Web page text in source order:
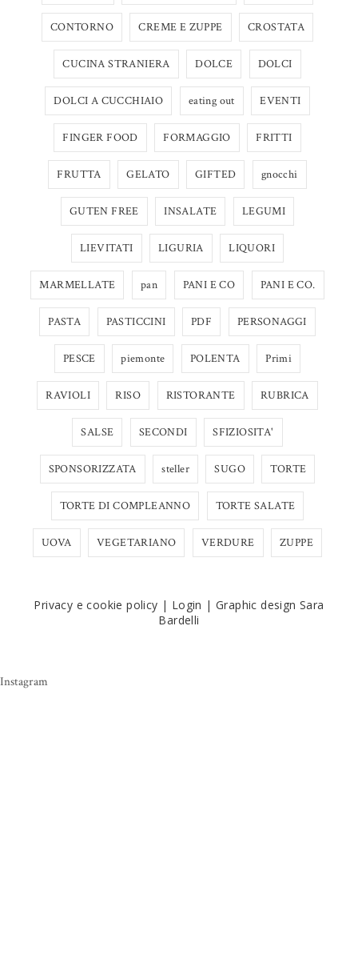
CONTORNO CREME E ZUPPE CROSTATA
CUCINA STRANIERA DOLCE DOLCI
DOLCI A CUCCHIAIO eating out EVENTI
FINGER FOOD FORMAGGIO FRITTI
FRUTTA GELATO GIFTED gnocchi
GUTEN FREE INSALATE LEGUMI
LIEVITATI LIGURIA LIQUORI
MARMELLATE pan PANI E CO PANI E CO.
PASTA PASTICCINI PDF PERSONAGGI
PESCE piemonte POLENTA Primi
RAVIOLI RISO RISTORANTE RUBRICA
SALSE SECONDI SFIZIOSITA'
SPONSORIZZATA steller SUGO TORTE
TORTE DI COMPLEANNO TORTE SALATE
UOVA VEGETARIANO VERDURE ZUPPE
Privacy e cookie policy | Login | Graphic design Sara
Bardelli
Instagram